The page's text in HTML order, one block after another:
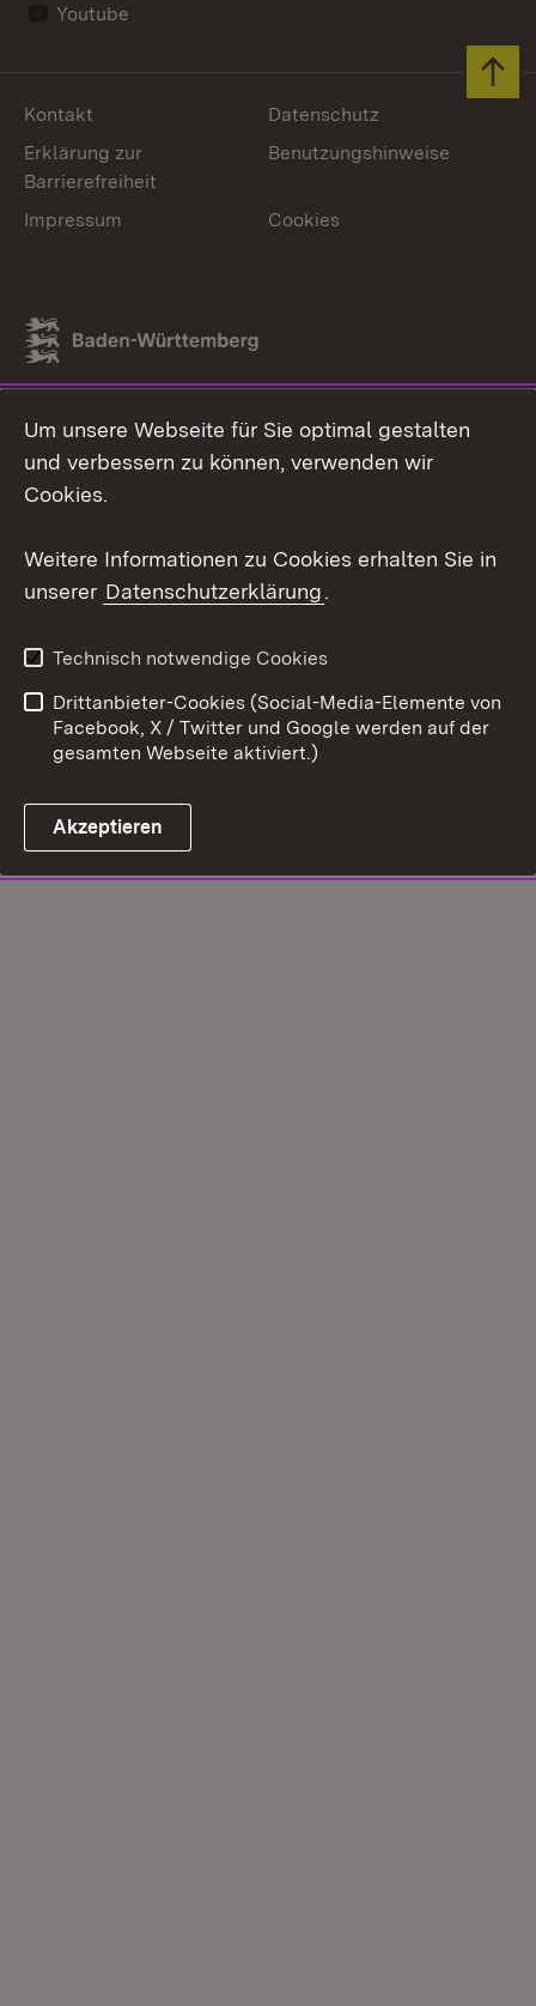
Youtube
Link zum Landesportal
Kontakt
Datenschutz
Erklärung zur
Barrierefreiheit
Benutzungshinweise
Impressum Cookies
Um unsere Webseite für Sie optimal gestalten
und verbessern zu können, verwenden wir
Cookies.
Weitere Informationen zu Cookies erhalten Sie in
unserer Datenschutzerklärung.
Technisch notwendige Cookies
Drittanbieter-Cookies (Social-Media-Elemente von
Facebook, X / Twitter und Google werden auf der
gesamten Webseite aktiviert.)
Akzeptieren